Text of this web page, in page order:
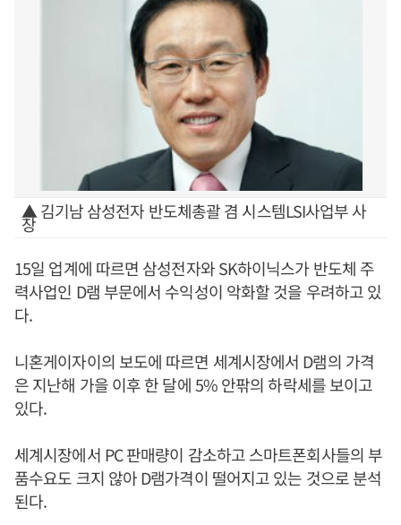
▲ 김기남 삼성전자 반도체총괄 겸 시스템LSI사업부 사
장
15일 업계에 따르면 삼성전자와 SK하이닉스가 반도체 주
력사업인 D램 부문에서 수익성이 악화할 것을 우려하고 있
다.
니혼게이자이의 보도에 따르면 세계시장에서 D램의 가격
은 지난해 가을 이후 한 달에 5% 안팎의 하락세를 보이고
있다.
세계시장에서 PC 판매량이 감소하고 스마트폰회사들의 부
품수요도 크지 않아 D램가격이 떨어지고 있는 것으로 분석
된다.